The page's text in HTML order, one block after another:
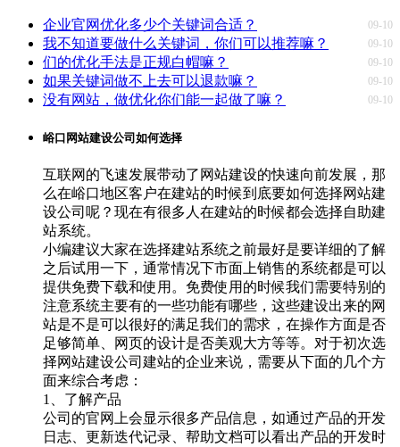
企业官网优化多少个关键词合适？ 09-10
我不知道要做什么关键词，你们可以推荐嘛？ 09-10
们的优化手法是正规白帽嘛？ 09-10
如果关键词做不上去可以退款嘛？ 09-10
没有网站，做优化你们能一起做了嘛？ 09-10
峪口网站建设公司如何选择
互联网的飞速发展带动了网站建设的快速向前发展，那
么在峪口地区客户在建站的时候到底要如何选择网站建
设公司呢？现在有很多人在建站的时候都会选择自助建
站系统。
小编建议大家在选择建站系统之前最好是要详细的了解
之后试用一下，通常情况下市面上销售的系统都是可以
提供免费下载和使用。免费使用的时候我们需要特别的
注意系统主要有的一些功能有哪些，这些建设出来的网
站是不是可以很好的满足我们的需求，在操作方面是否
足够简单、网页的设计是否美观大方等等。对于初次选
择网站建设公司建站的企业来说，需要从下面的几个方
面来综合考虑：
1、了解产品
公司的官网上会显示很多产品信息，如通过产品的开发
日志、更新迭代记录、帮助文档可以看出产品的开发时